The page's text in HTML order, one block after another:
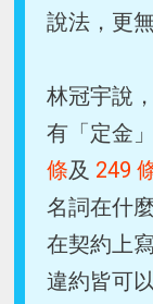
說法，更
林冠宇說
有「定金
條及 249
名詞在什
在契約上
違約皆可